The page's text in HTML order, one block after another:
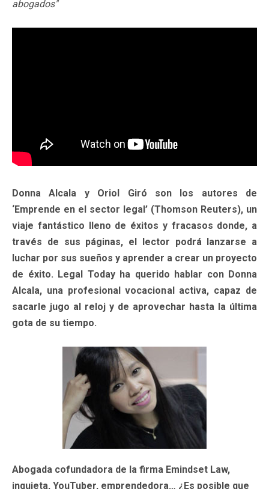
abogados"
Donna Alcala y Oriol Giró son los autores de
‘Emprende en el sector legal’ (Thomson Reuters), un
viaje fantástico lleno de éxitos y fracasos donde, a
través de sus páginas, el lector podrá lanzarse a
luchar por sus sueños y aprender a crear un proyecto
de éxito. Legal Today ha querido hablar con Donna
Alcala, una profesional vocacional activa, capaz de
sacarle jugo al reloj y de aprovechar hasta la última
gota de su tiempo.
Abogada cofundadora de la firma Emindset Law,
inquieta, YouTuber, emprendedora… ¿Es posible que